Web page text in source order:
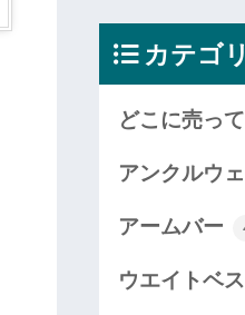
カテゴ
どこに売っ
アンクルウ
アームバー
ウエイトベ